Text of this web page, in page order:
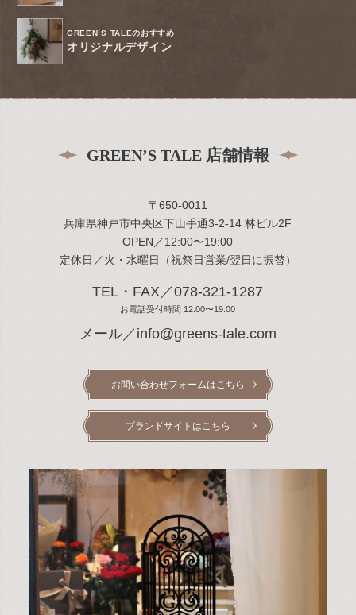
GREEN’S TALEのおすすめ
オリジナルデザイン
GREEN’S TALE 店舗情報
〒650-0011
兵庫県神戸市中央区下山手通3-2-14 林ビル2F
OPEN／12:00〜19:00
定休日／火・水曜日（祝祭日営業/翌日に振替）
TEL・FAX／078-321-1287
お電話受付時間 12:00〜19:00
メール／info@greens-tale.com
お問い合わせフォームはこちら
ブランドサイトはこちら